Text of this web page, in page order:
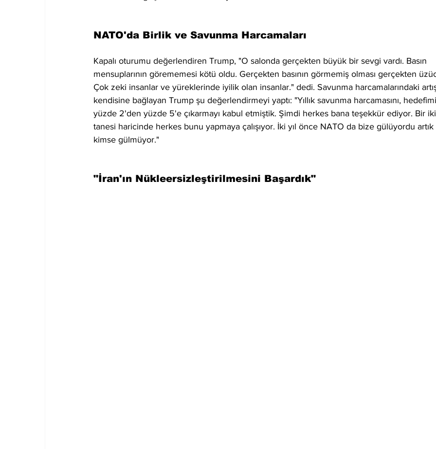
NATO'da Birlik ve Savunma Harcamaları
Kapalı oturumu değerlendiren Trump, "O salonda gerçekten büyük bir sevgi vardı. Basın
mensuplarının görememesi kötü oldu. Gerçekten basının görmemiş olması gerçekten
Çok zeki insanlar ve yüreklerinde iyilik olan insanlar." dedi. Savunma harcamalarındaki
kendisine bağlayan Trump şu değerlendirmeyi yaptı: "Yıllık savunma harcamasını,
yüzde 2'den yüzde 5'e çıkarmayı kabul etmiştik. Şimdi herkes bana teşekkür ediyor. Bir
tanesi haricinde herkes bunu yapmaya çalışıyor. İki yıl önce NATO da bize gülüyordu artık
kimse gülmüyor."
"İran'ın Nükleersizleştirilmesini Başardık"